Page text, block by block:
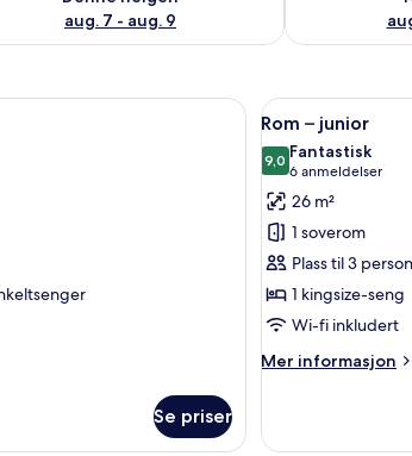
aug. 7 - aug. 9
og skrivebord
Dobbeltrom – familie | Sengetøy av topp kvalitet,
Se priser
Åpne
alle
bildene
av
Rom
–
junior
7
Rom – junior
9,09,0 av 10
Fantastisk
6 anmeldelser
(6
anmeldelser)
26 m²
1 soverom
Plass til 3
1 kingsize-seng
Wi-fi inkludert
Mer informasjon
Mer
–